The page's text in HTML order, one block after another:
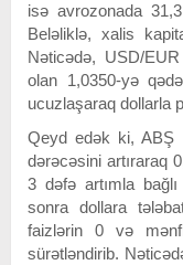
isə avrozonada
Beləliklə, xalis
Nəticədə, USD/
olan 1,0350-yə
ucuzlaşaraq dollarla
Qeyd edək ki, ABŞ
dərəcəsini artıraraq
3 dəfə artımla
sonra dollara
faizlərin 0 və mənfi
sürətləndirib.